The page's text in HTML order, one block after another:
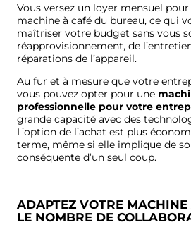
Vous versez un loyer mensuel pour
machine à café du bureau, ce qui
maîtriser votre budget sans vous
réapprovisionnement, de
réparations de l’appareil.
Au fur et à mesure que votre
vous pouvez opter pour une
professionnelle pour votre
grande capacité avec des
L’option de l’achat est plus
terme, même si elle implique de
conséquente d’un seul coup.
ADAPTEZ VOTRE MACHINE
LE NOMBRE DE